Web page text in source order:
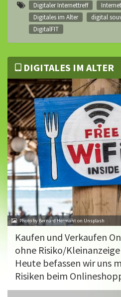
Digitaler Internettreff Internet
Digitales im Alter
digital
DigitalFIT
DIGITALES IM ALTER
Photo by Bernard Hermant on Unsplash
Kaufen und Verkaufen
ohne Risiko/
Heute befassen wir uns
Risiken beim